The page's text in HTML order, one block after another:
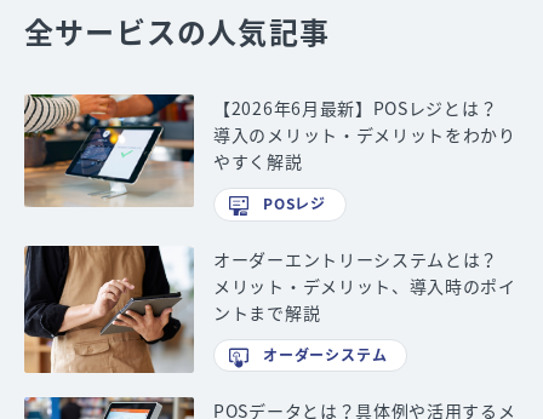
全サービスの人気記事
【2026年6月最新】POSレジとは？
導入のメリット・デメリットをわかり
やすく解説
POSレジ
オーダーエントリーシステムとは？
メリット・デメリット、導入時のポイ
ントまで解説
オーダーシステム
POSデータとは？具体例や活用するメ